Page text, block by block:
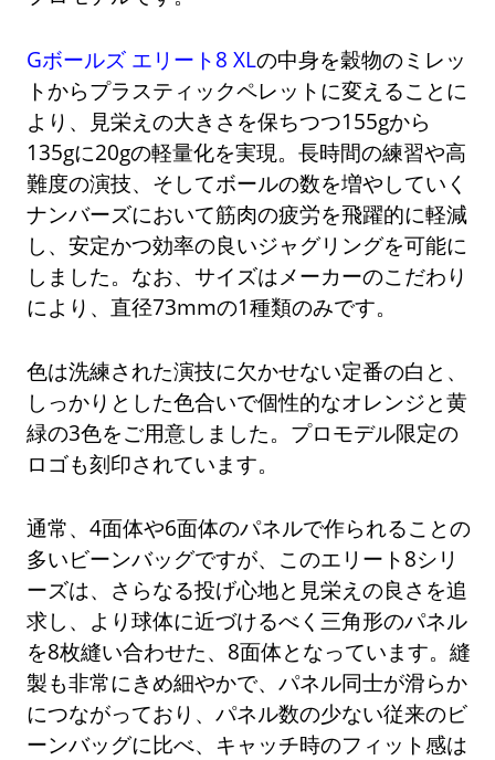
Gボールズ エリート8 XLの中身を穀物のミレッ
トからプラスティックペレットに変えることに
より、見栄えの大きさを保ちつつ155gから
135gに20gの軽量化を実現。長時間の練習や高
難度の演技、そしてボールの数を増やしていく
ナンバーズにおいて筋肉の疲労を飛躍的に軽減
し、安定かつ効率の良いジャグリングを可能に
しました。なお、サイズはメーカーのこだわり
により、直径73mmの1種類のみです。
色は洗練された演技に欠かせない定番の白と、
しっかりとした色合いで個性的なオレンジと黄
緑の3色をご用意しました。プロモデル限定の
ロゴも刻印されています。
通常、4面体や6面体のパネルで作られることの
多いビーンバッグですが、このエリート8シリ
ーズは、さらなる投げ心地と見栄えの良さを追
求し、より球体に近づけるべく三角形のパネル
を8枚縫い合わせた、8面体となっています。縫
製も非常にきめ細やかで、パネル同士が滑らか
につながっており、パネル数の少ない従来のビ
ーンバッグに比べ、キャッチ時のフィット感は